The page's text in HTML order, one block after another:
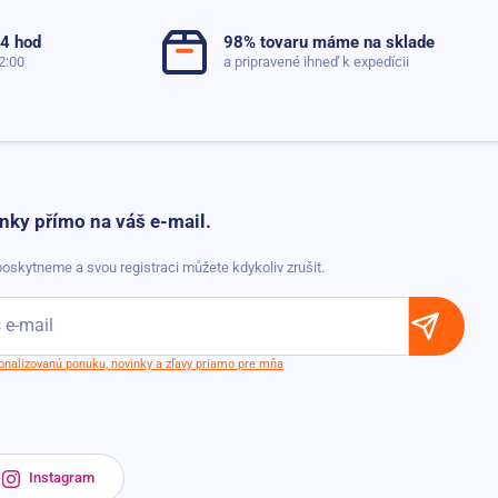
hod 98% tovaru máme na sklade
a pripravené ihneď k expedícii
přímo na váš e-mail.
a svou registraci můžete kdykoliv zrušit.
ponuku, novinky a zľavy priamo pre mňa
Instagram